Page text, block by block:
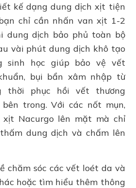
kế dạng dung dịch xịt tiện
chỉ cần nhấn van xịt 1-2
dung dịch bảo phủ toàn bộ
vài phút dung dịch khô tạo
sinh học giúp bảo vệ vết
bụi bẩn xâm nhập từ
thời phục hồi vết thương
trong. Với các nốt mụn,
Nacurgo lên mặt mà chỉ
dung dịch và chấm lên
chăm sóc các vết loét da và
hoặc tìm hiểu thêm thông